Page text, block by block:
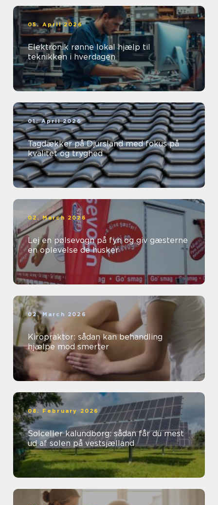
05. April 2026
Elektronik rønne lokal hjælp til
teknikken i hverdagen
01. April 2026
Tagdækker på Djursland med fokus på
kvalitet og tryghed
02. March 2026
Lej en pølsevogn på fyn og giv gæsterne
en oplevelse de husker
02. March 2026
Kiropraktor: sådan kan behandling
hjælpe mod smerter
08. February 2026
Solceller kalundborg: sådan får du mest
ud af solen på vestsjælland